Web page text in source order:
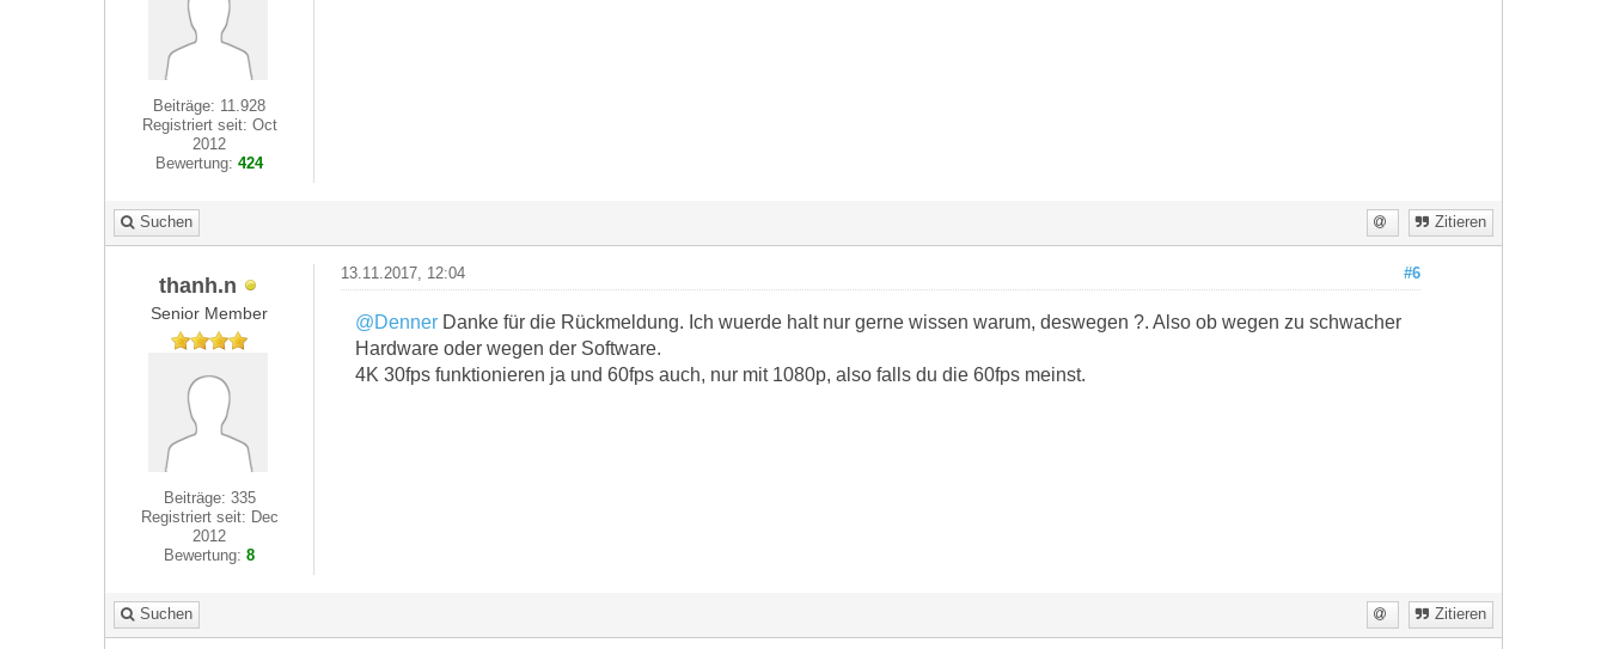
Beiträge: 11.928
Registriert seit: Oct
2012
Bewertung:424
Suchen Zitieren
thanh.n
Senior Member
Beiträge: 335
Registriert seit: Dec
2012
Bewertung:8
#6
13.11.2017, 12:04
@DennerDanke für die Rückmeldung. Ich wuerde halt nur gerne wissen warum, deswegen ?. Also ob wegen zu schwacher
Hardware oder wegen der Software.
4K 30fps funktionieren ja und 60fps auch, nur mit 1080p, also falls du die 60fps meinst.
Suchen Zitieren